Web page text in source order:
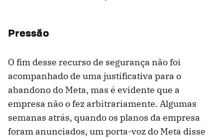
Pressão
O fim desse recurso de segurança não foi
acompanhado de uma justificativa para o
abandono do Meta, mas é evidente que a
empresa não o fez arbitrariamente. Algumas
semanas atrás, quando os planos da empresa
foram anunciados, um porta-voz do Meta disse